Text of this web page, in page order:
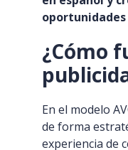
¿Cómo
En el modelo
de forma
experiencia de